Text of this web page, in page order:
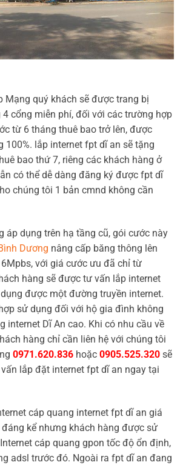
Mạng quý khách sẽ được trang bị
cổng miễn phí, đối với các trường hợp
từ 6 tháng thuê bao trở lên, được
100%. lắp internet fpt dĩ an sẽ tặng
bao thứ 7, riêng các khách hàng ở
có thể dễ dàng đăng ký được fpt dĩ
chúng tôi 1 bản cmnd không cần
áp dụng trên hạ tầng cũ, gói cước này
Dương nâng cấp băng thông lên
với giá cước ưu đã chỉ từ
hàng sẽ được tư vấn lắp internet
được một đường truyền internet.
sử dụng đối với hộ gia đình không
internet Dĩ An cao. Khi có nhu cầu về
hàng chỉ cần liên hệ với chúng tôi
0971.620.836 hoặc 0905.525.320 sẽ
lắp đặt internet fpt dĩ an ngay tại
cáp quang internet fpt dĩ an giá
kể nhưng khách hàng được sử
cáp quang gpon tốc độ ổn định,
adsl trước đó. Ngoài ra fpt dĩ an đang